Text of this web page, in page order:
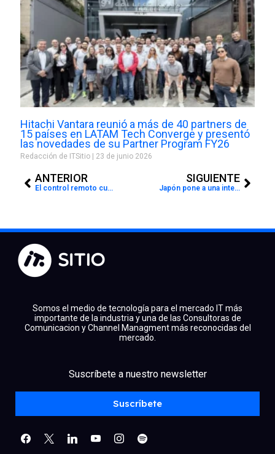
Hitachi Vantara reunió a más de 40 partners de
15 países en LATAM Tech Converge y presentó
las novedades de su Partner Program FY26
Redacción de ITSitio 23 de junio 2026
ANTERIOR
El control remoto cumple 70 años: de Zenith a Roku, una revolución en el entretenimiento del hogar
SIGUIENTE
Japón pone a una inteligencia artificial al frente de un partido político
Somos el medio de tecnología para el mercado IT más
importante de la industria y una de las Consultoras de
Comunicacion y Channel Managment más reconocidas del
mercado.
Suscríbete a nuestro newsletter
Suscríbete
linkedinyoutubeinstagram
spotify